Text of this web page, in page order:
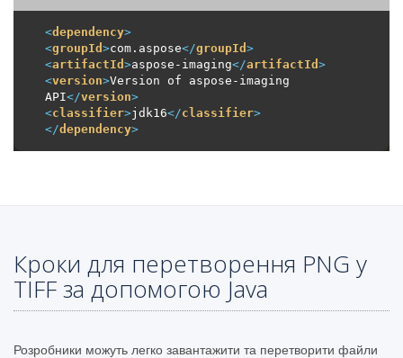
<dependency>
<groupId >com.aspose</groupId >
<artifactId >aspose-imaging</artifactId >
<version>Version of aspose-imaging
API</version>
<classifier>jdk16</classifier>
</dependency>
Кроки для перетворення PNG у
TIFF за допомогою Java
Розробники можуть легко завантажити та перетворити файли